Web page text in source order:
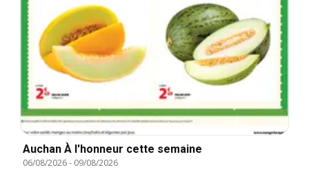
Auchan À l'honneur cette semaine
06/08/2026- 09/08/2026